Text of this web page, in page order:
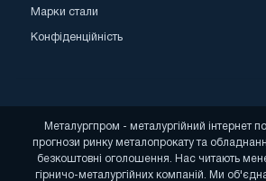
Марки стали
Конфіденційність
Металургпром - металургійний інтернет
прогнози ринку металопрокату та
безкоштовні оголошення. Нас читають
гірничо-металургійних компаній. Ми